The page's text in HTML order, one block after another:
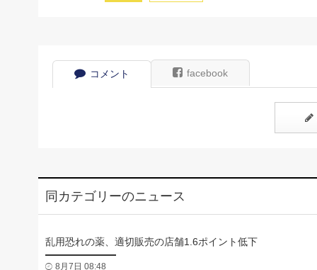
コメント facebook
同カテゴリーのニュース
乱用恐れの薬、適切販売の店舗1.6ポイント低下
8月7日 08:48